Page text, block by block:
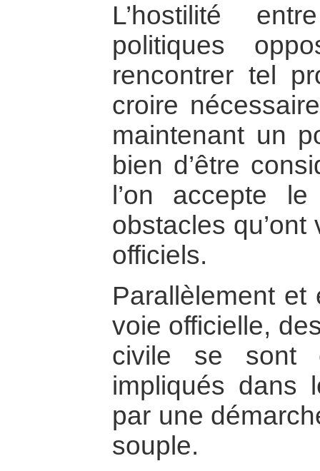
L’hostilité
politiques
rencontrer tel
croire
maintenant un
bien d’être
l’on accepte
obstacles
officiels.
Parallèlement
voie officielle,
civile se sont
impliqués dans
par une
souple.